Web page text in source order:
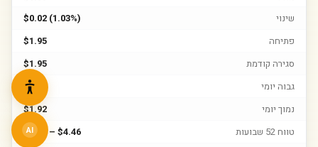
שינוי
$0.02 (1.03%)
פתיחה
$1.95
סגירה קודמת
$1.95
גבוה יומי
$1.99
נמוך יומי
$1.92
טווח 52 שבועות
$0.98 – $4.46
AI